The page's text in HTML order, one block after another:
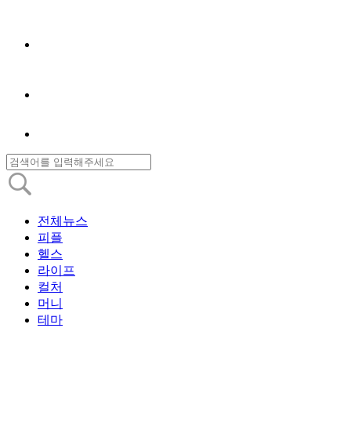
전체뉴스
피플
헬스
라이프
컬처
머니
테마